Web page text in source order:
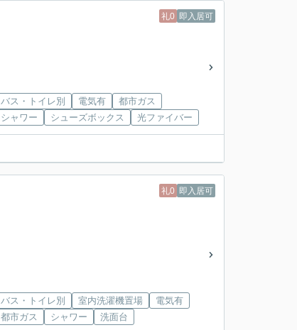
礼0 即入居可
バス・トイレ別 電気有
都市ガス
シャワー
シューズボックス 光ファイバー
礼0 即入居可
バス・トイレ別 室内洗濯機置場
電気有
都市ガス
シャワー 洗面台